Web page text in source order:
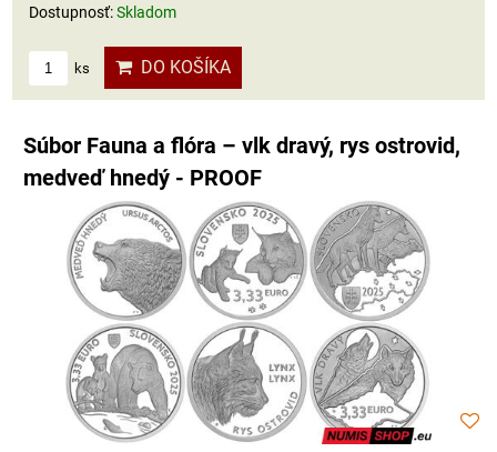
Dostupnosť:Skladom
ks DO KOŠÍKA
Súbor Fauna a flóra – vlk dravý, rys ostrovid,
medveď hnedý - PROOF